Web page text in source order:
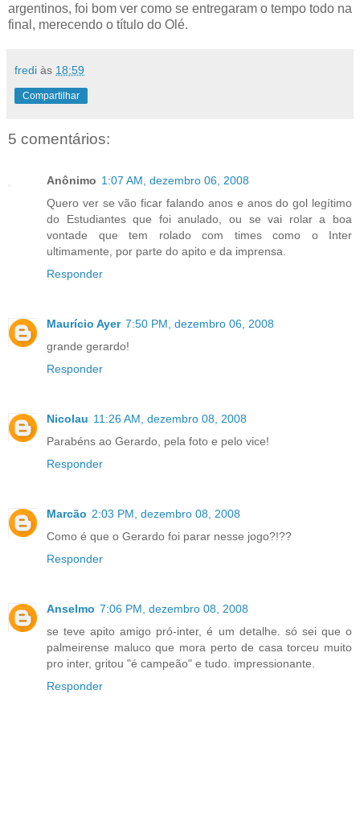
argentinos, foi bom ver como se entregaram o tempo todo na
final, merecendo o título do Olé.
fredi às 18:59
Compartilhar
5 comentários:
Anônimo 1:07 AM, dezembro 06, 2008
Quero ver se vão ficar falando anos e anos do gol legítimo
do Estudiantes que foi anulado, ou se vai rolar a boa
vontade que tem rolado com times como o Inter
ultimamente, por parte do apito e da imprensa.
Responder
Maurício Ayer 7:50 PM, dezembro 06, 2008
grande gerardo!
Responder
Nicolau 11:26 AM, dezembro 08, 2008
Parabéns ao Gerardo, pela foto e pelo vice!
Responder
Marcão 2:03 PM, dezembro 08, 2008
Como é que o Gerardo foi parar nesse jogo?!??
Responder
Anselmo 7:06 PM, dezembro 08, 2008
se teve apito amigo pró-inter, é um detalhe. só sei que o
palmeirense maluco que mora perto de casa torceu muito
pro inter, gritou "é campeão" e tudo. impressionante.
Responder